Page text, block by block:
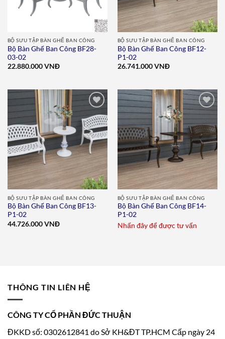
BỘ SƯU TẬP BÀN GHẾ BAN CÔNG
Bộ Bàn Ghế Ban Công BF28-
03-02
22.880.000VNĐ
BỘ SƯU TẬP BÀN GHẾ BAN CÔNG
Bộ Bàn Ghế Ban Công BF12-
P1-02
26.741.000VNĐ
Add to
wishlist
BỘ SƯU TẬP BÀN GHẾ BAN CÔNG
Bộ Bàn Ghế Ban Công BF13-
P1-02
44.726.000VNĐ
Add to
BỘ SƯU TẬP BÀN GHẾ BAN CÔNG
Bộ Bàn Ghế Ban Công BF14-
P1-02
Nhấn đây để được tư vấn
THÔNG TIN LIÊN HỆ
CÔNG TY CỔ PHẦN ĐỨC THUẬN
ĐKKD số: 0302612841 do Sở KH&ĐT TP.HCM Cấp ngày 24